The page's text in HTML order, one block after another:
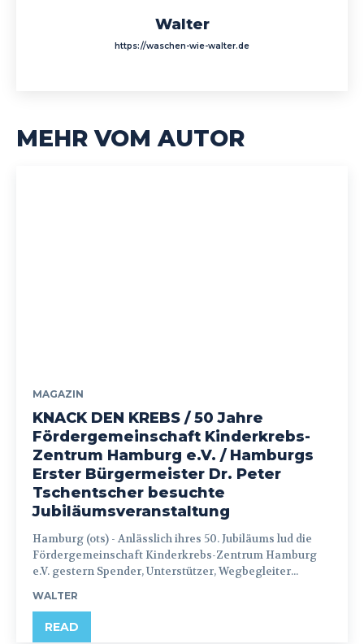
Walter
https://waschen-wie-walter.de
MEHR VOM AUTOR
MAGAZIN
KNACK DEN KREBS / 50 Jahre
Fördergemeinschaft Kinderkrebs-
Zentrum Hamburg e.V. / Hamburgs
Erster Bürgermeister Dr. Peter
Tschentscher besuchte
Jubiläumsveranstaltung
Hamburg (ots) - Anlässlich ihres 50. Jubiläums lud die
Fördergemeinschaft Kinderkrebs-Zentrum Hamburg
e.V. gestern Spender, Unterstützer, Wegbegleiter...
WALTER
READ